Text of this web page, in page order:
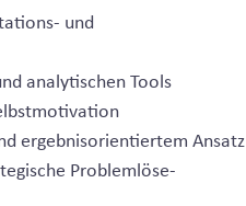
und
analytischen Tools
ergebnisorientiertem Ansatz
Problemlöse-